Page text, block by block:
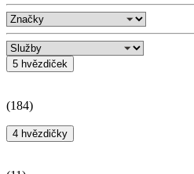
5 hvězdiček
(184)
4 hvězdičky